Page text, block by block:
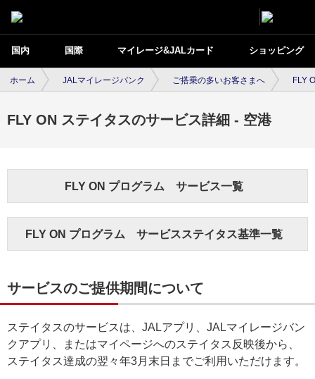
国内 国際 マイレージ&JALカード ショッピング
ホーム JALマイレージバンク ご搭乗の多いお客さまへ FLY
FLY ON ステイタスのサービス詳細 - 空港
FLY ON プログラム サービス一覧
FLY ON プログラム サービスステイタス基準一覧
サービスのご提供期間について
ステイタスのサービスは、JALアプリ、JALマイレージバン
クアプリ、またはマイページへのステイタス反映後から、
ステイタス達成の翌々年3月末日までご利用いただけます。